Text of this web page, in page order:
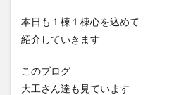
本日も１棟１棟心を込めて
紹介していきます
このブログ
大工さん達も見ています